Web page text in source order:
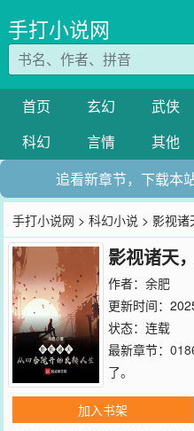
手打小说网
首页 玄幻 武侠
科幻
言情 其他
追看新章节，下载本
手打小说网 >科幻小说 > 影视诸
影视诸天
作者： 余肥
更新时间：
状态：连载
最新章节：
了。
加入书架